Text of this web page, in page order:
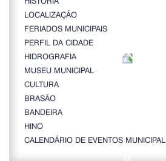
LOCALIZAÇÃO
FERIADOS MUNICIPAIS
PERFIL DA CIDADE
HIDROGRAFIA
MUSEU MUNICIPAL
CULTURA
BRASÃO
BANDEIRA
HINO
CALENDÁRIO DE EVENTOS MUNICIPAL